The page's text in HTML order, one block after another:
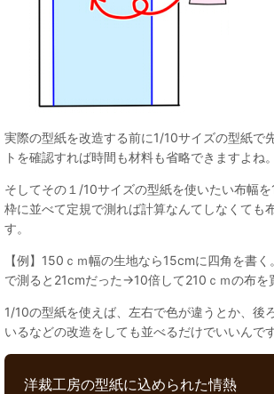
実際の型紙を改造する前に1/10サイズの型紙で
トを確認すれば時間も材料も省略できますよね。
そしてその１/10サイズの型紙を使いたい布幅
枠に並べて定規で測れば計算なんてしなくても
す。
【例】150ｃｍ幅の生地なら15cmに四角を書
で測ると21cmだった→10倍して210ｃｍの布を
1/10の型紙を使えば、左右で色が違うとか、後
いるなどの改造をしても並べるだけでいいんです
洋裁工房の型紙に込められた情熱